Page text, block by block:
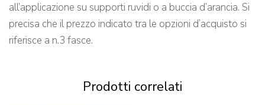
all’applicazione su supporti ruvidi o a buccia d’arancia. Si
precisa che il prezzo indicato tra le opzioni d’acquisto si
riferisce a n.3 fasce.
Prodotti correlati